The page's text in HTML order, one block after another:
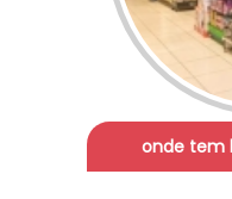
onde tem